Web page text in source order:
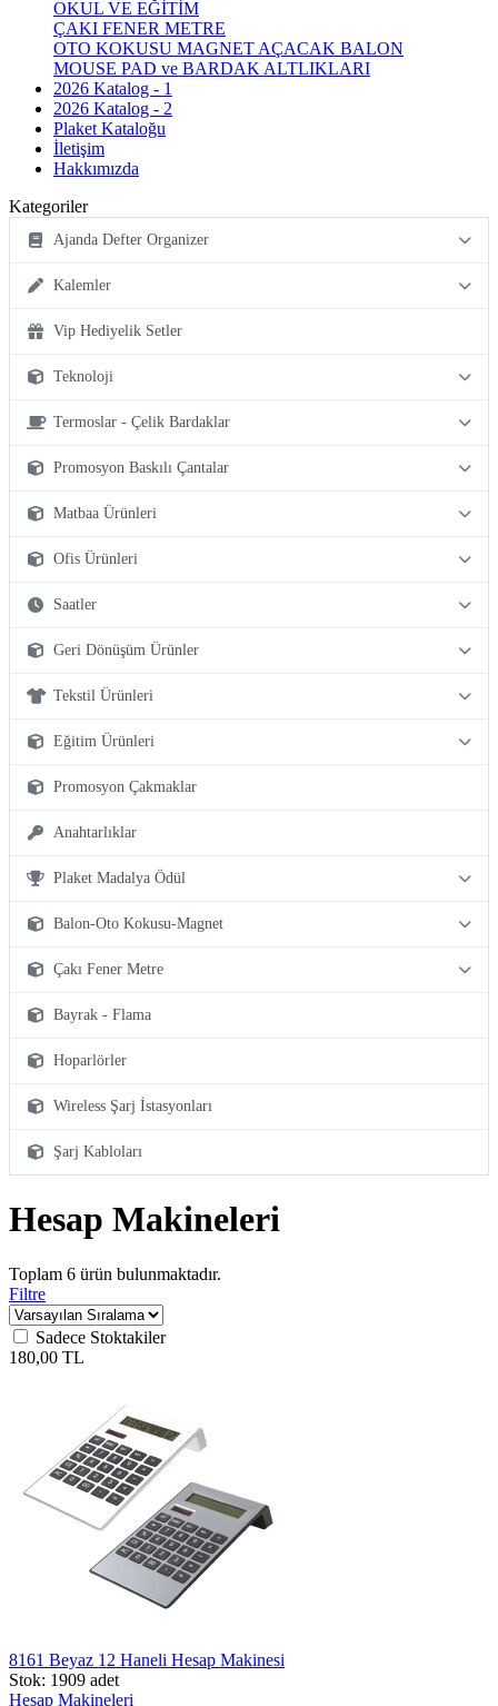
OKUL VE EĞİTİM
ÇAKI FENER METRE
OTO KOKUSU MAGNET AÇACAK BALON
MOUSE PAD ve BARDAK ALTLIKLARI
2026 Katalog - 1
2026 Katalog - 2
Plaket Kataloğu
İletişim
Hakkımızda
Kategoriler
Ajanda Defter Organizer
Kalemler
Vip Hediyelik Setler
Teknoloji
Termoslar - Çelik Bardaklar
Promosyon Baskılı Çantalar
Matbaa Ürünleri
Ofis Ürünleri
Saatler
Geri Dönüşüm Ürünler
Tekstil Ürünleri
Eğitim Ürünleri
Promosyon Çakmaklar
Anahtarlıklar
Plaket Madalya Ödül
Balon-Oto Kokusu-Magnet
Çakı Fener Metre
Bayrak - Flama
Hoparlörler
Wireless Şarj İstasyonları
Şarj Kabloları
Hesap Makineleri
Toplam 6 ürün bulunmaktadır.
Filtre
Sadece Stoktakiler
180,00 TL
8161 Beyaz 12 Haneli Hesap Makinesi
Stok: 1909 adet
Hesap Makineleri